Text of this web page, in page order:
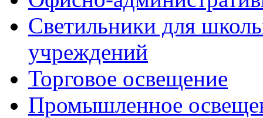
Светильники для
учреждений
Торговое освещение
Промышленное